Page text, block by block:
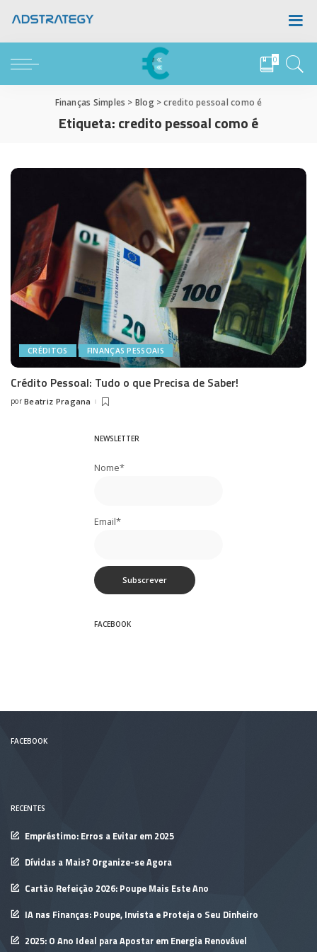
0
Finanças Simples > Blog>credito pessoal como é
Etiqueta:credito pessoal como é
CRÉDITOS FINANÇAS PESSOAIS
Crédito Pessoal: Tudo o que Precisa de Saber!
Posted
por Beatriz Pragana
NEWSLETTER
Nome*
Email*
FACEBOOK
FACEBOOK
RECENTES
Empréstimo: Erros a Evitar em 2025
Dívidas a Mais? Organize-se Agora
Cartão Refeição 2026: Poupe Mais Este Ano
IA nas Finanças: Poupe, Invista e Proteja o Seu Dinheiro
2025: O Ano Ideal para Apostar em Energia Renovável